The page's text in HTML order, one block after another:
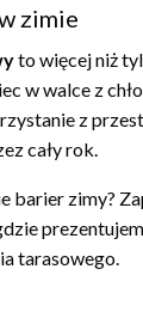
zimie
to więcej niż
w walce z
z
cały rok.
barier zimy?
tarasowego.